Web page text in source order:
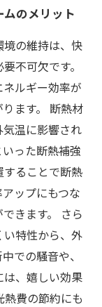
のメリット
の維持は、快
不可欠です。
ルギー効率が
ます。 断熱材
温に影響され
った断熱補強
ることで断熱
ップにもつな
きます。 さら
特性から、外
での騒音や、
、嬉しい効果
熱費の節約にも